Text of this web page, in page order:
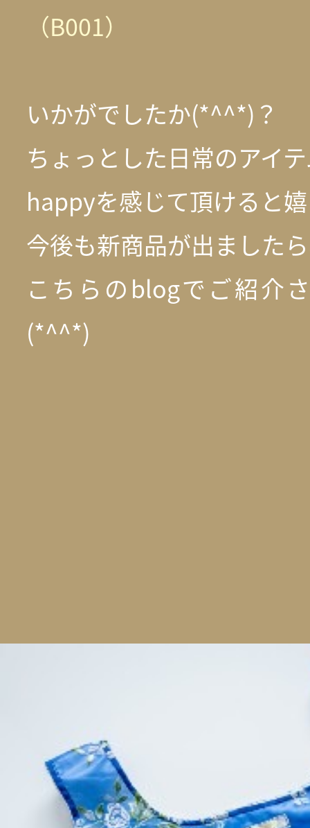
（B001）
いかがでしたか(*^^*)？
ちょっとした日常のアイ
happyを感じて頂けると
今後も新商品が出ました
こちらのblogでご紹介
(*^^*)